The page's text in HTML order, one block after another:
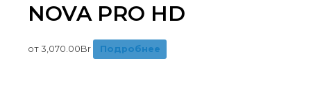
NOVA PRO HD
от 3,070.00Br Подробнее